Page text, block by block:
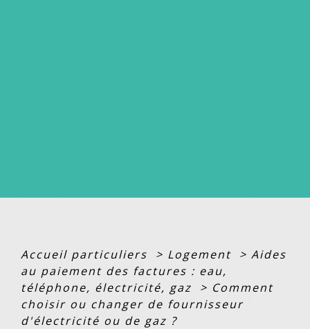
Accueil particuliers > Logement > Aides
au paiement des factures : eau,
téléphone, électricité, gaz
> Comment
choisir ou changer de fournisseur
d'électricité ou de gaz ?